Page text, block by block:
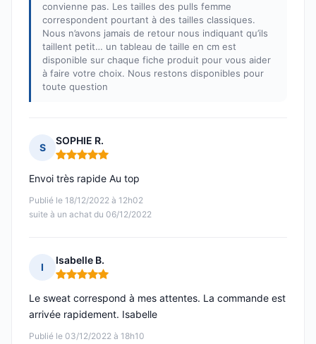
convienne pas. Les tailles des pulls femme
correspondent pourtant à des tailles classiques.
Nous n’avons jamais de retour nous indiquant qu’ils
taillent petit… un tableau de taille en cm est
disponible sur chaque fiche produit pour vous aider
à faire votre choix. Nous restons disponibles pour
toute question
S
SOPHIE R.
Note : 5 sur 5
Publié le 18/12/2022 à 12h02
suite à un achat du 06/12/2022
Envoi très rapide Au top
I
Isabelle B.
Note : 5 sur 5
Publié le 03/12/2022 à 18h10
Le sweat correspond à mes attentes. La commande est
arrivée rapidement. Isabelle